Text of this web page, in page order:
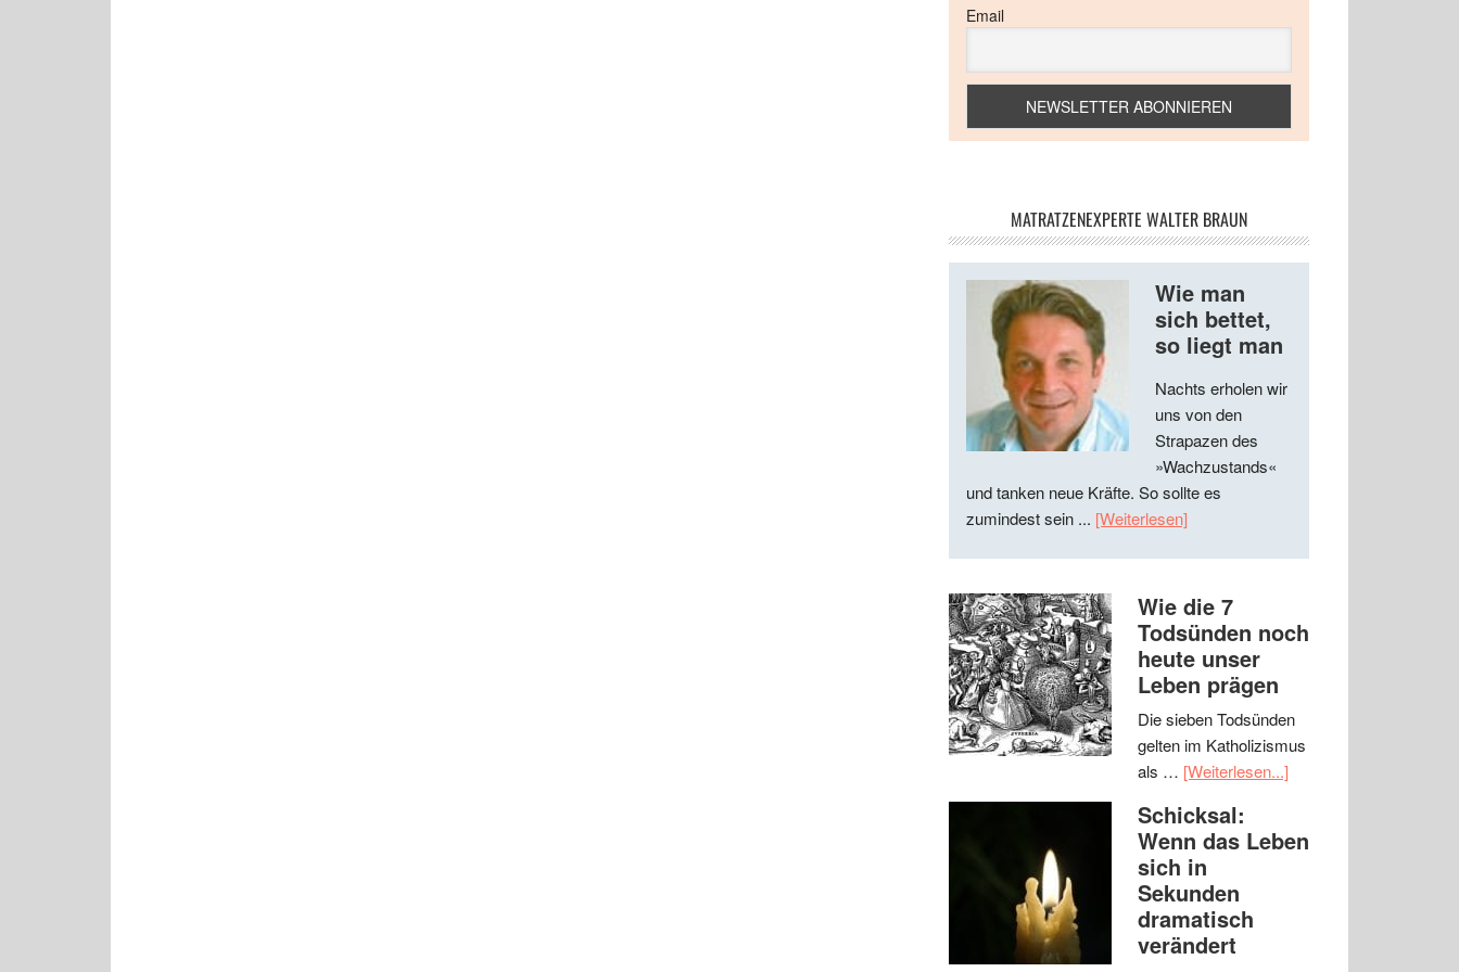
Email
MATRATZENEXPERTE WALTER BRAUN
Wie man
sich bettet,
so liegt man
Nachts erholen wir
uns von den
Strapazen des
»Wachzustands«
und tanken neue Kräfte. So sollte es
zumindest sein ... [Weiterlesen]
Wie die 7
Todsünden noch
heute unser
Leben prägen
Die sieben Todsünden
gelten im Katholizismus
als … [Weiterlesen...]
Schicksal:
Wenn das Leben
sich in
Sekunden
dramatisch
verändert